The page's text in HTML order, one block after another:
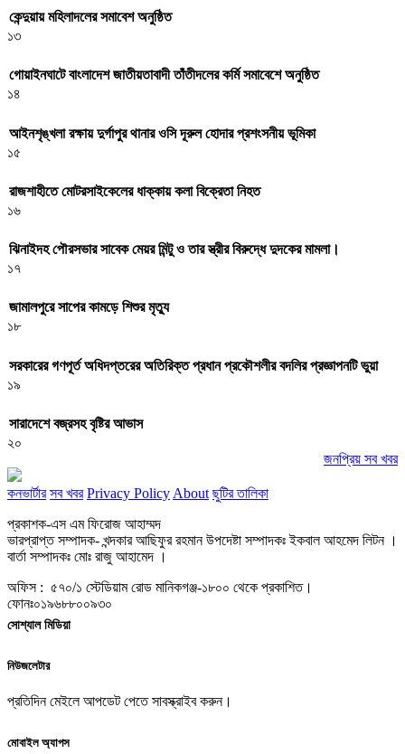
কেন্দুয়ায় মহিলাদলের সমাবেশ অনুষ্ঠিত
১৩
গোয়াইনঘাটে বাংলাদেশ জাতীয়তাবাদী তাঁতীদলের কর্মি সমাবেশে অনুষ্ঠিত
১৪
আইনশৃঙ্খলা রক্ষায় দুর্গাপুর থানার ওসি দূরুল হোদার প্রশংসনীয় ভূমিকা
১৫
রাজশাহীতে মোটরসাইকেলের ধাক্কায় কলা বিক্রেতা নিহত
১৬
ঝিনাইদহ পৌরসভার সাবেক মেয়র মিন্টু ও তার স্ত্রীর বিরুদ্ধে দুদকের মামলা।
১৭
জামালপুরে সাপের কামড়ে শিশুর মৃত্যু
১৮
সরকারের গণপূর্ত অধিদপ্তরের অতিরিক্ত প্রধান প্রকৌশলীর বদলির প্রজ্ঞাপনটি ভুয়া
১৯
সারাদেশে বজ্রসহ বৃষ্টির আভাস
২০
জনপ্রিয় সব খবর
কনভার্টার সব খবর Privacy Policy About ছুটির তালিকা
প্রকাশক-এস এম ফিরোজ আহাম্মদ
ভারপ্রাপ্ত সম্পাদক- খন্দকার আছিফুর রহমান উপদেষ্টা সম্পাদকঃ ইকবাল আহমেদ লিটন ।
বার্তা সম্পাদকঃ মোঃ রাজু আহামেদ ।
অফিস : ৫৭০/১ স্টেডিয়াম রোড মানিকগঞ্জ-১৮০০ থেকে প্রকাশিত।
ফোনঃ০১৯৬৮৮০০৯৩০
সোশ্যাল মিডিয়া
নিউজলেটার
প্রতিদিন মেইলে আপডেট পেতে সাবস্ক্রাইব করুন।
মোবাইল অ্যাপস